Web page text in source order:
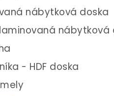
nábytková doska
- HDF doska